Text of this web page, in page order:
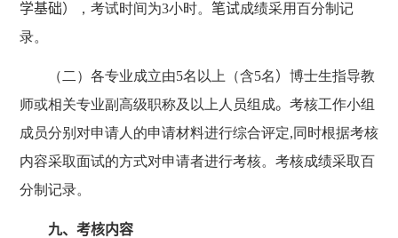
学基础）
，考试时间为3小时。 笔试成绩采用百分制记
录。
（二）各专业成立由5名以上（含5名） 博士生指导教
师或相关专业副高级职称及以上人员组成。 考核工作小组
成员分别对申请人的申请材料进行综合评定,同时根据考核
内容采取面试的方式对申请者进行考核。考核成绩采取百
分制记录。
九、考核内容